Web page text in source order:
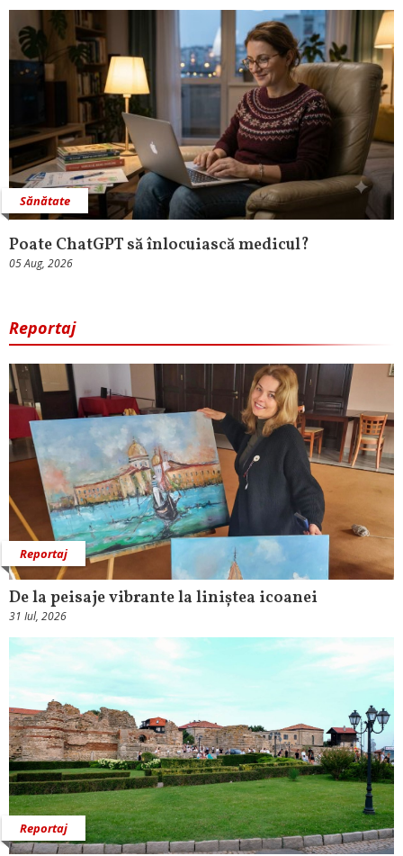
Sănătate
Poate ChatGPT să înlocuiască medicul?
05 Aug, 2026
Reportaj
Reportaj
De la peisaje vibrante la liniștea icoanei
31 Iul, 2026
Reportaj